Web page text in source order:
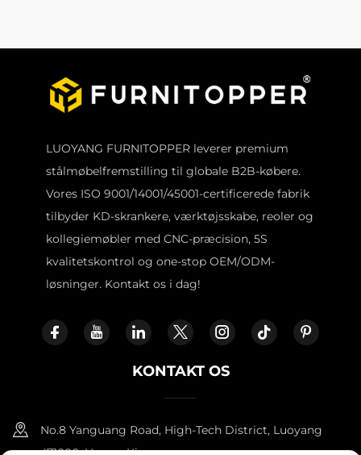
LUOYANG FURNITOPPER leverer premium
stålmøbelfremstilling til globale B2B-købere.
Vores ISO 9001/14001/45001-certificerede fabrik
tilbyder KD-skrankere, værktøjsskabe, reoler og
kollegiemøbler med CNC-præcision, 5S
kvalitetskontrol og one-stop OEM/ODM-
løsninger. Kontakt os i dag!
KONTAKT OS
No.8 Yanguang Road, High-Tech District, Luoyang